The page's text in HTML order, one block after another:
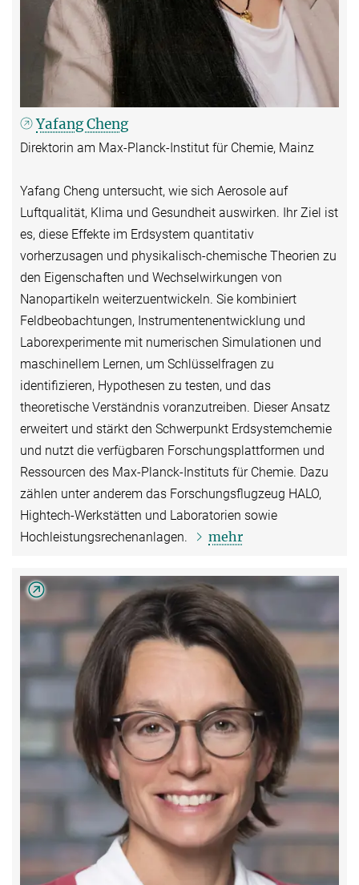
Yafang Cheng
Direktorin am Max-Planck-Institut für Chemie, Mainz
​​Yafang Cheng untersucht, wie sich Aerosole auf
Luftqualität, Klima und Gesundheit auswirken. Ihr Ziel ist
es, diese Effekte im Erdsystem quantitativ
vorherzusagen und physikalisch-chemische Theorien zu
den Eigenschaften und Wechselwirkungen von
Nanopartikeln weiterzuentwickeln.​​ Sie kombiniert
Feldbeobachtungen, Instrumentenentwicklung und
Laborexperimente mit numerischen Simulationen und
maschinellem Lernen, um Schlüsselfragen zu
identifizieren, Hypothesen zu testen, und das
theoretische Verständnis voranzutreiben. Dieser Ansatz
erweitert und stärkt den Schwerpunkt Erdsystemchemie
und nutzt die verfügbaren Forschungsplattformen und
Ressourcen des Max-Planck-Instituts für Chemie. Dazu
zählen unter anderem das Forschungsflugzeug HALO,
Hightech-Werkstätten und Laboratorien sowie
Hochleistungsrechenanlagen.
mehr